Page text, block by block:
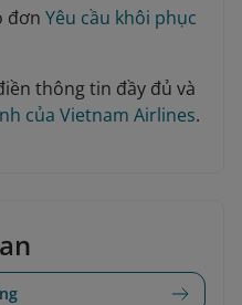
đơn Yêu cầu khôi phục
thông tin đầy đủ và
của Vietnam Airlines.